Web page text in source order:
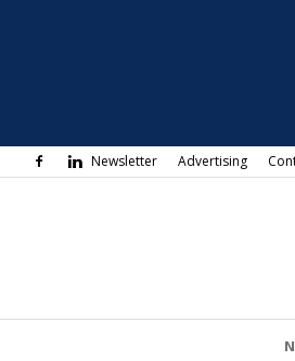
Newsletter Advertising